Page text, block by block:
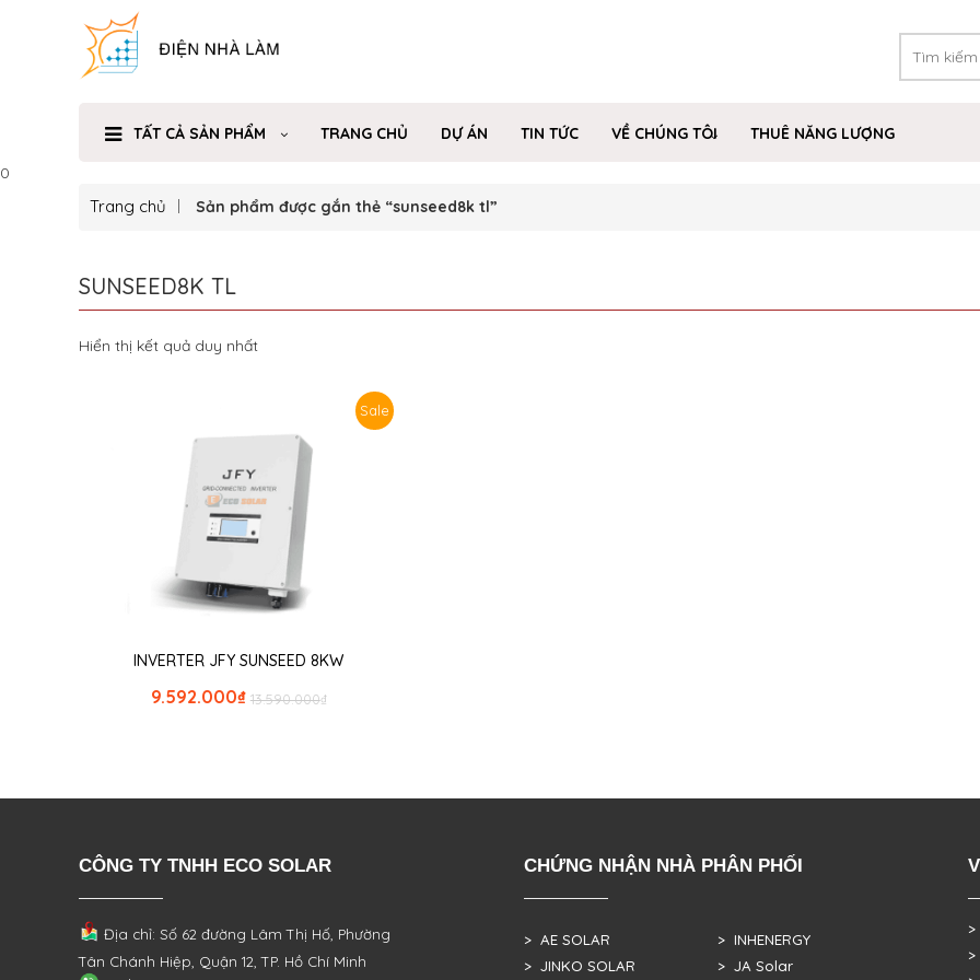
TẤT CẢ SẢN PHẨM TRANG CHỦ DỰ ÁN TIN TỨC VỀ CHÚNG TÔI
THUÊ NĂNG LƯỢNG
0
Trang chủ Sản phẩm được gắn thẻ “sunseed8k tl”
SUNSEED8K TL
Hiển thị kết quả duy nhất
Sale
INVERTER JFY SUNSEED 8KW
₫
13.590.000
₫
9.592.000
CÔNG TY TNHH ECO SOLAR
Địa chỉ: Số 62 đường Lâm Thị Hố, Phường
Tân Chánh Hiệp, Quận 12, TP. Hồ Chí Minh
CHỨNG NHẬN NHÀ PHÂN PHỐI
> AE SOLAR
> JINKO SOLAR
> INHENERGY
> JA Solar
>